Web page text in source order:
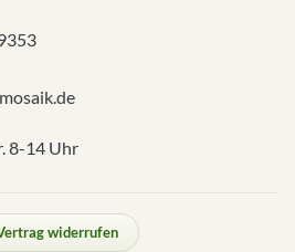
8-14 Uhr
widerrufen